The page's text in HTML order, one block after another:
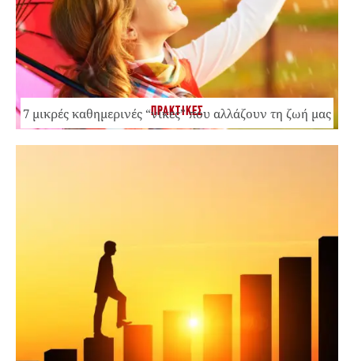
ΠΡΑΚΤΙΚΕΣ
7 μικρές καθημερινές “νίκες” που αλλάζουν τη ζωή μας